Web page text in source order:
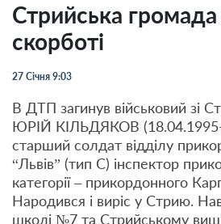
Стрийська
скорботі
27 Січня 9:03
В ДТП загинув військовий зі
ЮРІЙ КІЛЬДЯКОВ
старший солдат відділу
“Львів” (тип С) інспектор
категорії – прикордонного
Народився і виріс у Стрию.
школі №7 та Стрийському